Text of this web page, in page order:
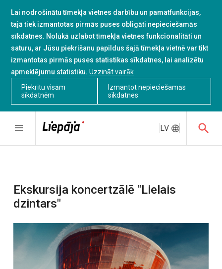
Lai nodrošinātu tīmekļa vietnes darbību un pamatfunkcijas,
tajā tiek izmantotas pirmās puses obligāti nepieciešamās
sīkdatnes. Nolūkā uzlabot tīmekļa vietnes funkcionalitāti un
saturu, ar Jūsu piekrišanu papildus šajā tīmekļa vietnē var tikt
izmantotas pirmās puses statistikas sīkdatnes, lai analizētu
apmeklējumu statistiku. Uzzināt vairāk
Piekrītu visām
sīkdatnēm
Izmantot nepieciešamās
sīkdatnes
LV
Ekskursija koncertzālē "Lielais
dzintars"